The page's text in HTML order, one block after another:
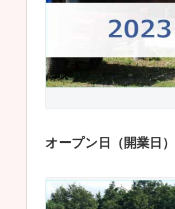
オープン日（開業日）